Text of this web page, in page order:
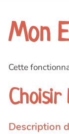
Mon
Cette
Choisir
Description